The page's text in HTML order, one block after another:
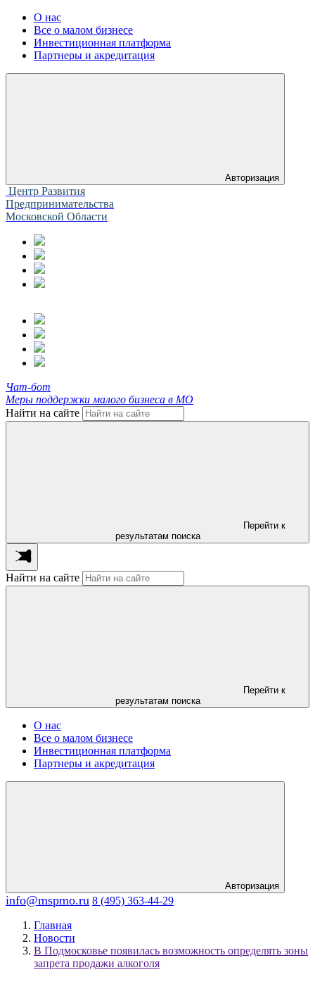
О нас
Все о малом бизнесе
Инвестиционная платформа
Партнеры и акредитация
Авторизация
Центр Развития
Предпринимательства
Московской Области
Чат-бот
Меры поддержки малого бизнеса в МО
Найти на сайте
Перейти к
результатам поиска
Найти на сайте
Перейти к
результатам поиска
О нас
Все о малом бизнесе
Инвестиционная платформа
Партнеры и акредитация
Авторизация
info@mspmo.ru 8 (495) 363-44-29
Главная
Новости
В Подмосковье появилась возможность определять зоны
запрета продажи алкоголя